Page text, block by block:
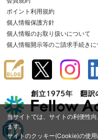
当サイトでは、サイトの利便性
ます。
サイトのクッキー(Cookie)の使
ポイント利用規約
個人情報保護方針
個人情報のお取り扱いについて
個人情報開示等のご請求手続きに